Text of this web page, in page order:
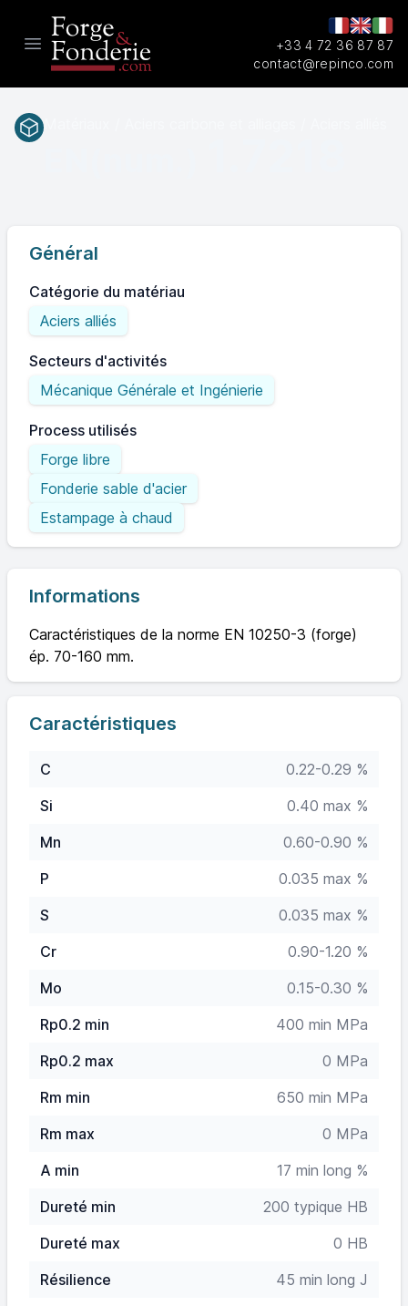
Open main menu
+33 4 72 36 87 87
contact@repinco.com
Général
Catégorie du matériau
Aciers alliés
Secteurs d'activités
Mécanique Générale et Ingénierie
Process utilisés
Forge libre
Fonderie sable d'acier
Estampage à chaud
Informations
Caractéristiques de la norme EN 10250-3 (forge)
ép. 70-160 mm.
Caractéristiques
C
0.22-0.29 %
Si
0.40 max %
Mn
0.60-0.90 %
P
0.035 max %
S
0.035 max %
Cr
0.90-1.20 %
Mo
0.15-0.30 %
Rp0.2 min
400 min MPa
Rp0.2 max
0 MPa
Rm min
650 min MPa
Rm max
0 MPa
A min
17 min long %
Dureté min
200 typique HB
Dureté max
0 HB
Résilience
45 min long J